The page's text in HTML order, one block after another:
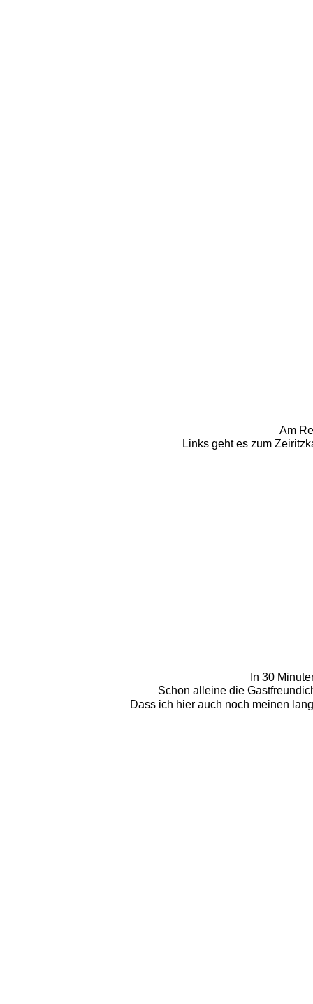
Am
Links geht es zum
In 30
Schon alleine die
Dass ich hier auch noch meinen